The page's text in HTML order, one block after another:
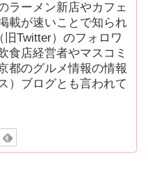
ラーメン新店やカフェ
載が速いことで知られ
旧Twitter）のフォロワ
食店経営者やマスコミ
都のグルメ情報の情報
）ブログとも言われて